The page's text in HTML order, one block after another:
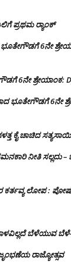
ಪ್ರಥಮ ರ‌್ಯಾಂಕ್
6ನೇ
6ನೇ ಶ್ರೇಯಾಂಕ:
ಭೂತೇಗೌಡಗೆ 6ನೇ
ಕೈ ಚಾಚಿದ
ನೀತಿ ಸಲ್ಲದು
ಕರ್ತವ್ಯ ಲೋಪ :
ಬೆಳೆಯುವ
ರಾಜ್ಯೋತ್ಸವ